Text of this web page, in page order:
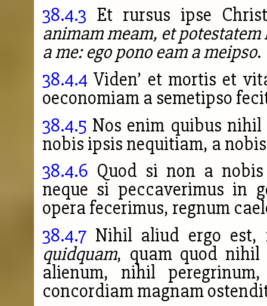
38.4.3 Et rursus ipse
animam meam, et
a me: ego pono eam a meipso.
38.4.4 Viden’ et mortis et
oeconomiam a semetipso
38.4.5 Nos enim quibus
nobis ipsis nequitiam, a
38.4.6 Quod si non a
neque si peccaverimus in
opera fecerimus, regnum
38.4.7Nihil aliud ergo
quidquam, quam quod nihil
alienum, nihil
concordiam magnam